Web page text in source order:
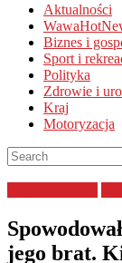
Aktualności
Biznes i
Sport i
Polityka
Zdrowie i
Kraj
Motoryzacja
jego brat.